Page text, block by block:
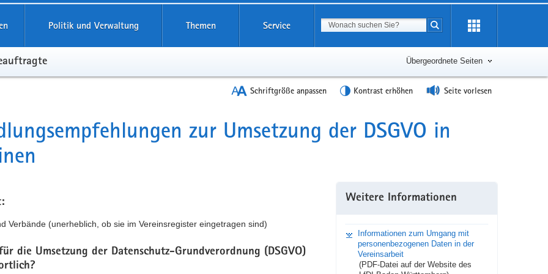
Politik und Verwaltung Themen Service Suchbegriff
Suche starten
Übergeordnete Seiten
Schriftgröße anpassen Kontrast erhöhen Seite vorlesen
zur Umsetzung der DSGVO in
Verbände (unerheblich, ob sie im Vereinsregister eingetragen sind)
die Umsetzung der Datenschutz-Grundverordnung (DSGVO)
Weitere Informationen
Informationen zum Umgang mit
personenbezogenen Daten in der
Vereinsarbeit
(PDF-Datei auf der Website des